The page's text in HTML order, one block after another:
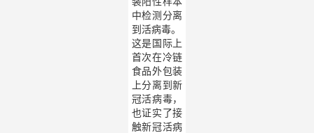
中检测分离
到活病毒。
这是国际上
首次在冷链
食品外包装
上分离到新
冠活病毒，
也证实了接
触新冠活病